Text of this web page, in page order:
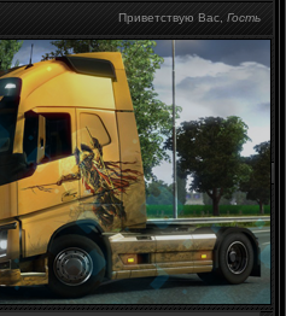
Приветствую Вас Гость